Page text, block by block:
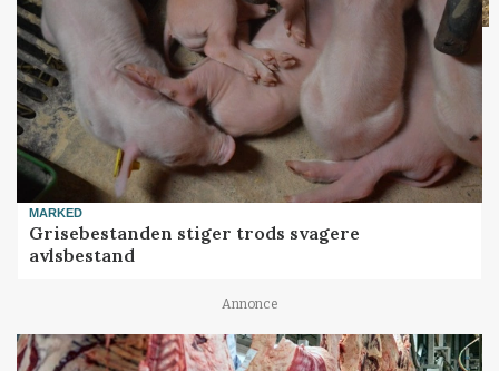
MARKED
Grisebestanden stiger trods svagere
avlsbestand
Annonce